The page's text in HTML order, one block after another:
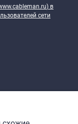
) в
сети